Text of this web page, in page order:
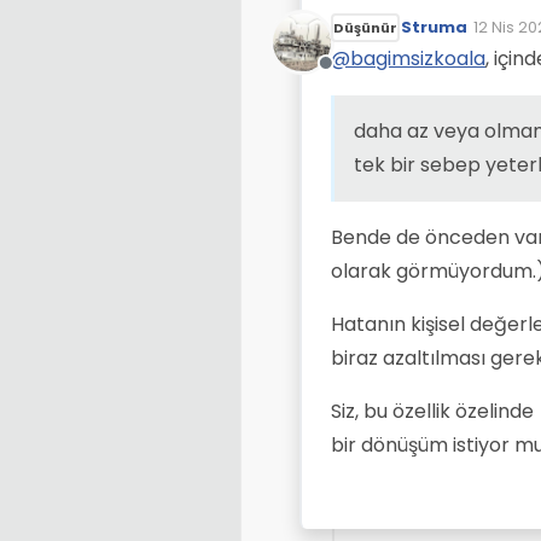
Çevrimdışı
Düşünür Struma 12 Nis
Son
@bagimsizkoala,
daha az veya
tek bir sebep
Bende de önceden
olarak
Hatanın kişisel
biraz azaltılması
Siz, bu özellik özelinde
bir dönüşüm istiyor